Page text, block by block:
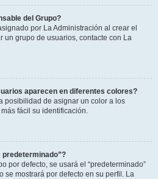
del Grupo?
por La Administración al crear el
un grupo de usuarios, contacte con La
aparecen en diferentes colores?
posibilidad de asignar un color a los
fácil su identificación.
predeterminado”?
por defecto, se usará el “predeterminado”
se mostrará por defecto en su perfil. La